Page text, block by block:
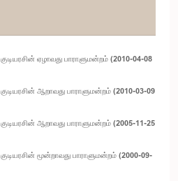
ஏழாவது பாராளுமன்றம் (2010-04-08
ஆறாவது பாராளுமன்றம் (2010-03-09
ஆறாவது பாராளுமன்றம் (2005-11-25
மூன்றாவது பாராளுமன்றம் (2000-09-